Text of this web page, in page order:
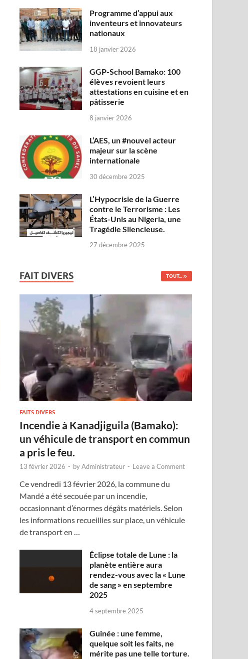
Programme d’appui aux
inventeurs et innovateurs
nationaux
18 janvier 2026
GGP-School Bamako: 100
élèves revoient leurs
attestations en cuisine et en
pâtisserie
8 janvier 2026
L’AES, un #nouvel acteur
majeur sur la scène
internationale
30 décembre 2025
L’Hypocrisie de la Guerre
contre le Terrorisme : Les
États-Unis au Nigeria, une
Tragédie Silencieuse.
27 décembre 2025
FAIT DIVERS TOUT...
FAITS DIVERS
Incendie à Kanadjiguila (Bamako):
un véhicule de transport en commun
a pris le feu.
13 février 2026 - byAdministrateur - Leave a Comment
Ce vendredi 13 février 2026, la commune du
Mandé a été secouée par un incendie,
occasionnant d’énormes dégâts matériels. Selon
les informations recueillies sur place, un véhicule
de transport en …
Éclipse totale de Lune : la
planète entière aura
rendez-vous avec la « Lune
de sang » en septembre
2025
4 septembre 2025
Guinée : une femme,
quelque soit les faits, ne
mérite pas une telle torture.